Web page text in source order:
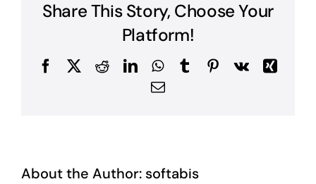
Share This Story, Choose Your
Platform!
FacebookRedditLinkedInWhatsApp
TumblrPinterest
Vk
Xing
E-
About the Author: softabis